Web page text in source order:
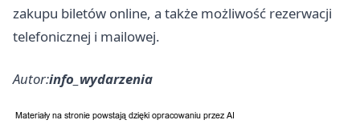
zakupu biletów online, a także możliwość rezerwacji
telefonicznej i mailowej.
Autor:info_wydarzenia